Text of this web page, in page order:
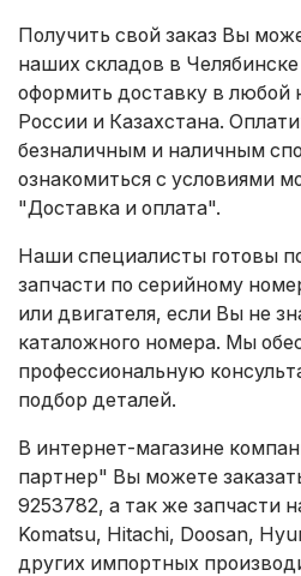
Получить свой заказ Вы
наших складов в
оформить доставку в любой
России и Казахстана.
безналичным и наличным
ознакомиться с условиями
"Доставка и оплата".
Наши специалисты готовы
запчасти по серийному
или двигателя, если Вы не
каталожного номера. Мы
профессиональную
подбор деталей.
В интернет-магазине
партнер" Вы можете
9253782, а так же запчасти
Komatsu, Hitachi, Doosan,
других импортных